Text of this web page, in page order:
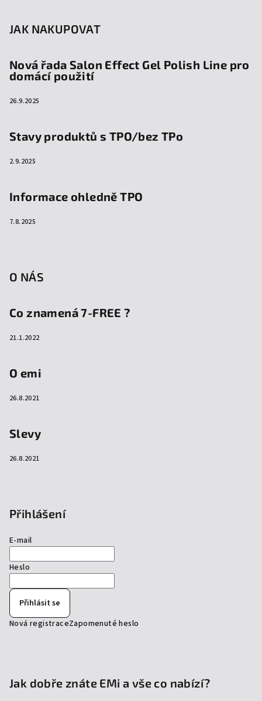
JAK NAKUPOVAT
Nová řada Salon Effect Gel Polish Line pro
domácí použití
26.9.2025
Stavy produktů s TPO/bez TPo
2.9.2025
Informace ohledně TPO
7.8.2025
O NÁS
Co znamená 7-FREE ?
21.1.2022
O emi
26.8.2021
Slevy
26.8.2021
Přihlášení
E-mail
Heslo
Přihlásit se
Nová registraceZapomenuté heslo
Jak dobře znáte EMi a vše co nabízí?